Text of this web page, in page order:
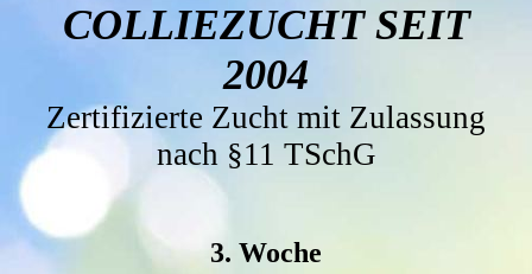
COLLIEZUCHT SEIT
2004
Zertifizierte Zucht mit Zulassung
nach §11 TSchG
3. Woche